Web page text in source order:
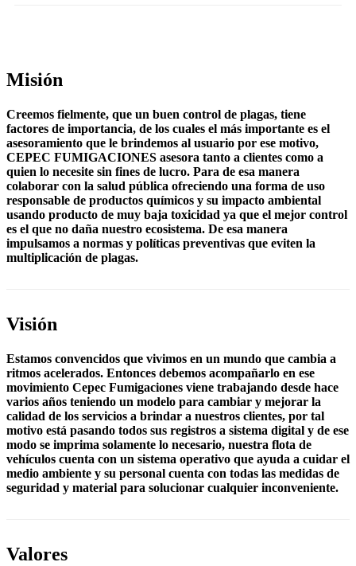
Misión
Creemos fielmente, que un buen control de plagas, tiene
factores de importancia, de los cuales el más importante es el
asesoramiento que le brindemos al usuario por ese motivo,
CEPEC FUMIGACIONES asesora tanto a clientes como a
quien lo necesite sin fines de lucro. Para de esa manera
colaborar con la salud pública ofreciendo una forma de uso
responsable de productos químicos y su impacto ambiental
usando producto de muy baja toxicidad ya que el mejor control
es el que no daña nuestro ecosistema. De esa manera
impulsamos a normas y políticas preventivas que eviten la
multiplicación de plagas.
Visión
Estamos convencidos que vivimos en un mundo que cambia a
ritmos acelerados. Entonces debemos acompañarlo en ese
movimiento Cepec Fumigaciones viene trabajando desde hace
varios años teniendo un modelo para cambiar y mejorar la
calidad de los servicios a brindar a nuestros clientes, por tal
motivo está pasando todos sus registros a sistema digital y de ese
modo se imprima solamente lo necesario, nuestra flota de
vehículos cuenta con un sistema operativo que ayuda a cuidar el
medio ambiente y su personal cuenta con todas las medidas de
seguridad y material para solucionar cualquier inconveniente.
Valores